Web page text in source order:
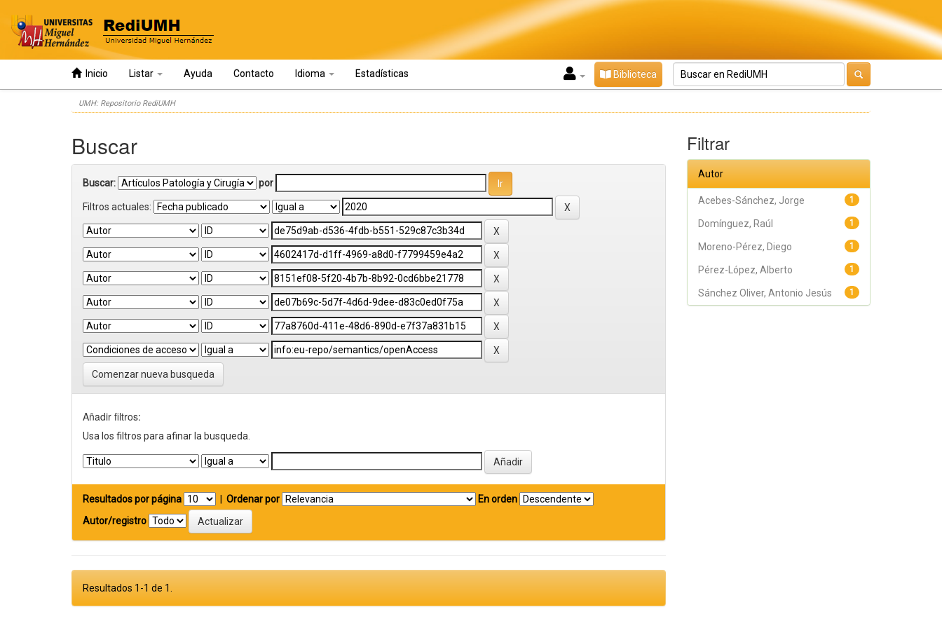
Inicio Listar Ayuda Contacto Idioma Estadísticas Biblioteca
UMH: Repositorio RediUMH
Buscar
Buscar: por
Filtros actuales:
Comenzar nueva busqueda
Añadir filtros:
Usa los filtros para afinar la busqueda.
Resultados por página Ordenar por
En orden
Autor/registro
Resultados 1-1 de 1.
Filtrar
Autor
1
Acebes-Sánchez, Jorge
1
Domínguez, Raúl
1
Moreno-Pérez, Diego
1
Pérez-López, Alberto
1
Sánchez Oliver, Antonio Jesús